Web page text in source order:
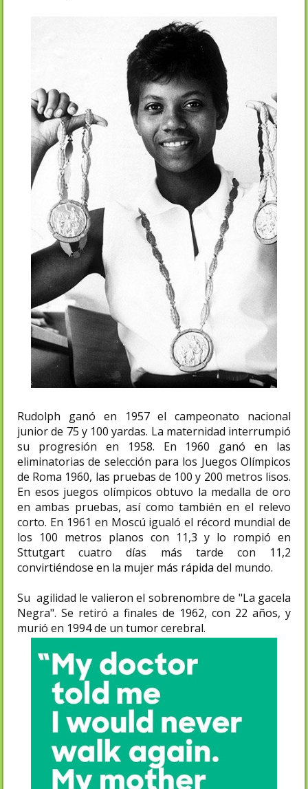
Rudolph ganó en 1957 el campeonato nacional
junior de 75 y 100 yardas. La maternidad interrumpió
su progresión en 1958. En 1960 ganó en las
eliminatorias de selección para los Juegos Olímpicos
de Roma 1960, las pruebas de 100 y 200 metros lisos.
En esos juegos olímpicos obtuvo la medalla de oro
en ambas pruebas, así como también en el relevo
corto. En 1961 en Moscú igualó el récord mundial de
los 100 metros planos con 11,3 y lo rompió en
Sttutgart cuatro días más tarde con 11,2
convirtiéndose en la mujer más rápida del mundo.
Su agilidad le valieron el sobrenombre de "La gacela
Negra". Se retiró a finales de 1962, con 22 años, y
murió en 1994 de un tumor cerebral.